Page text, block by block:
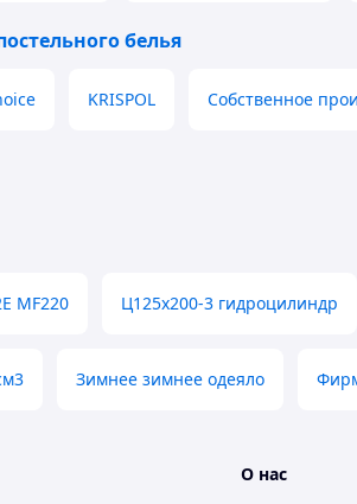
белья
KRISPOL Собственное
MF220 Ц125х200-3 гидроцилиндр
Зимнее зимнее одеяло
О нас